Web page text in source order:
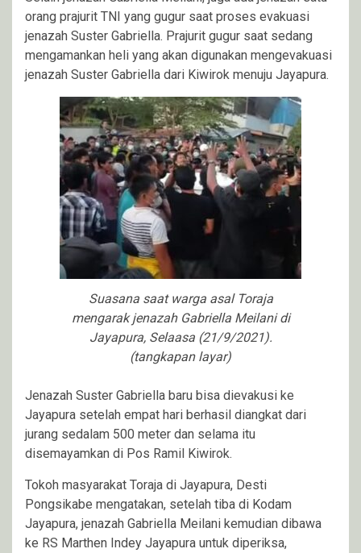
orang prajurit TNI yang gugur saat proses evakuasi
jenazah Suster Gabriella. Prajurit gugur saat sedang
mengamankan heli yang akan digunakan mengevakuasi
jenazah Suster Gabriella dari Kiwirok menuju Jayapura.
Suasana saat warga asal Toraja
mengarak jenazah Gabriella Meilani di
Jayapura, Selaasa (21/9/2021).
(tangkapan layar)
Jenazah Suster Gabriella baru bisa dievakusi ke
Jayapura setelah empat hari berhasil diangkat dari
jurang sedalam 500 meter dan selama itu
disemayamkan di Pos Ramil Kiwirok.
Tokoh masyarakat Toraja di Jayapura, Desti
Pongsikabe mengatakan, setelah tiba di Kodam
Jayapura, jenazah Gabriella Meilani kemudian dibawa
ke RS Marthen Indey Jayapura untuk diperiksa,